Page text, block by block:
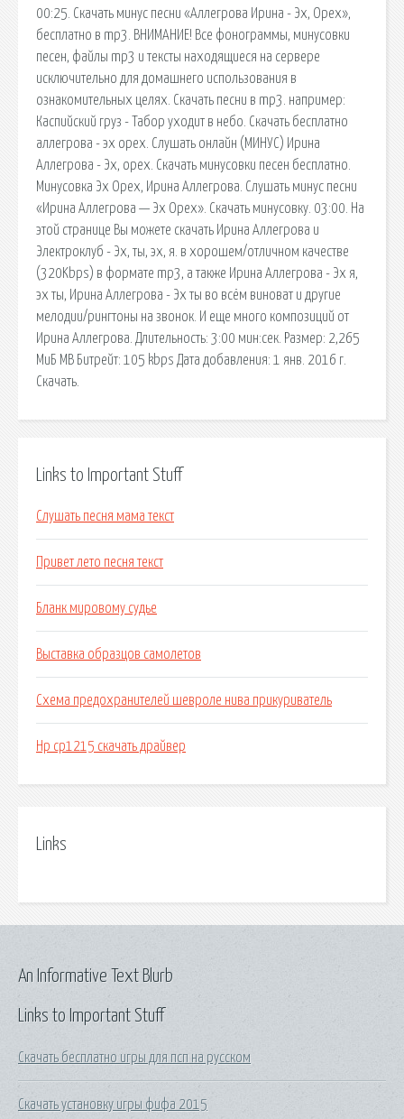
00:25. Скачать минус песни «Аллегрова Ирина - Эх, Орех»,
бесплатно в mp3. ВНИМАНИЕ! Все фонограммы, минусовки
песен, файлы mp3 и тексты находящиеся на сервере
исключительно для домашнего использования в
ознакомительных целях. Скачать песни в mp3. например:
Каспийский груз - Табор уходит в небо. Скачать бесплатно
аллегрова - эх орех. Слушать онлайн (МИНУС) Ирина
Аллегрова - Эх, орех. Скачать минусовки песен бесплатно.
Минусовка Эх Орех, Ирина Аллегрова. Слушать минус песни
«Ирина Аллегрова — Эх Орех». Скачать минусовку. 03:00. На
этой странице Вы можете скачать Ирина Аллегрова и
Электроклуб - Эх, ты, эх, я. в хорошем/отличном качестве
(320Kbps) в формате mp3, а также Ирина Аллегрова - Эх я,
эх ты, Ирина Аллегрова - Эх ты во всём виноват и другие
мелодии/рингтоны на звонок. И еще много композиций от
Ирина Аллегрова. Длительность: 3:00 мин:сек. Размер: 2,265
МиБ MB Битрейт: 105 kbps Дата добавления: 1 янв. 2016 г.
Скачать.
Links to Important Stuff
Слушать песня мама текст
Привет лето песня текст
Бланк мировому судье
Выставка образцов самолетов
Схема предохранителей шевроле нива прикуриватель
Hp cp1215 скачать драйвер
Links
Links to Important Stuff
Скачать бесплатно игры для псп на русском
Скачать установку игры фифа 2015
An Informative Text Blurb